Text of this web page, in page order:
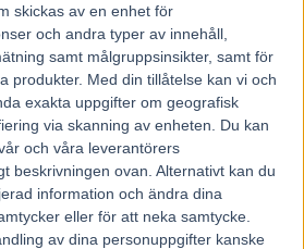
skickas av en enhet för
och andra typer av innehåll,
samt målgruppsinsikter, samt för
produkter. Med din tillåtelse kan vi och
exakta uppgifter om geografisk
via skanning av enheten. Du kan
och våra leverantörers
beskrivningen ovan. Alternativt kan du
information och ändra dina
eller för att neka samtycke.
av dina personuppgifter kanske
Inför V86 (jackpot): Kim och
Vanja – ett formstarkt
radarpar
ARTIKLAR
V85 ÖSTERSUND: Till
gata med två formkort
2026